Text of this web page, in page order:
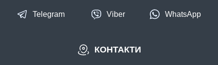
КОНТАКТИ
Telegram Viber WhatsApp